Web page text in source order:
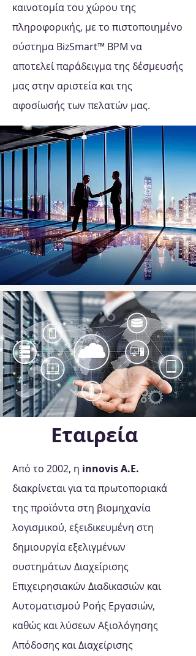
καινοτομία του χώρου της
πληροφορικής, με το πιστοποιημένο
σύστημα BizSmart™ BPM να
αποτελεί παράδειγμα της δέσμευσής
μας στην αριστεία και της
αφοσίωσής των πελατών μας.
Εταιρεία
Από το 2002, η innovis Α.Ε.
διακρίνεται για τα πρωτοποριακά
της προϊόντα στη βιομηχανία
λογισμικού, εξειδικευμένη στη
δημιουργία εξελιγμένων
συστημάτων Διαχείρισης
Επιχειρησιακών Διαδικασιών και
Αυτοματισμού Ροής Εργασιών,
καθώς και λύσεων Αξιολόγησης
Απόδοσης και Διαχείρισης